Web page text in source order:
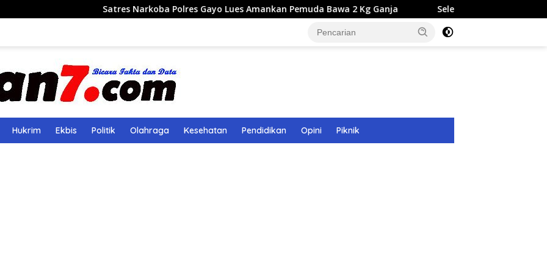
Satres Narkoba Polres Gayo Lues Amankan Pemuda Bawa 2 Kg Ganja Seleksi Calon Direksi BUMD Aceh
Hukrim Ekbis Politik Olahraga Kesehatan Pendidikan Opini Piknik